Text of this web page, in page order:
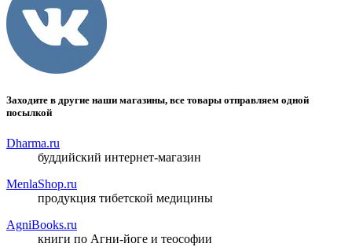
Заходите в другие наши магазины, все товары отправляем одной
посылкой
Dharma.ru
буддийский интернет-магазин
MenlaShop.ru
продукция тибетской медицины
AgniBooks.ru
книги по Агни-йоге и теософии